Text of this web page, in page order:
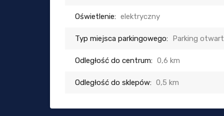
Oświetlenie: elektryczny
Typ miejsca parkingowego: Parking
Odległość do centrum: 0,6 km
Odległość do sklepów: 0,5 km